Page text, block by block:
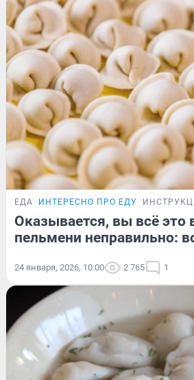
ЕДА ИНТЕРЕСНО ПРО ЕДУ
Оказывается, вы всё это
пельмени неправильно:
24 января, 2026, 10:00 2 765 1